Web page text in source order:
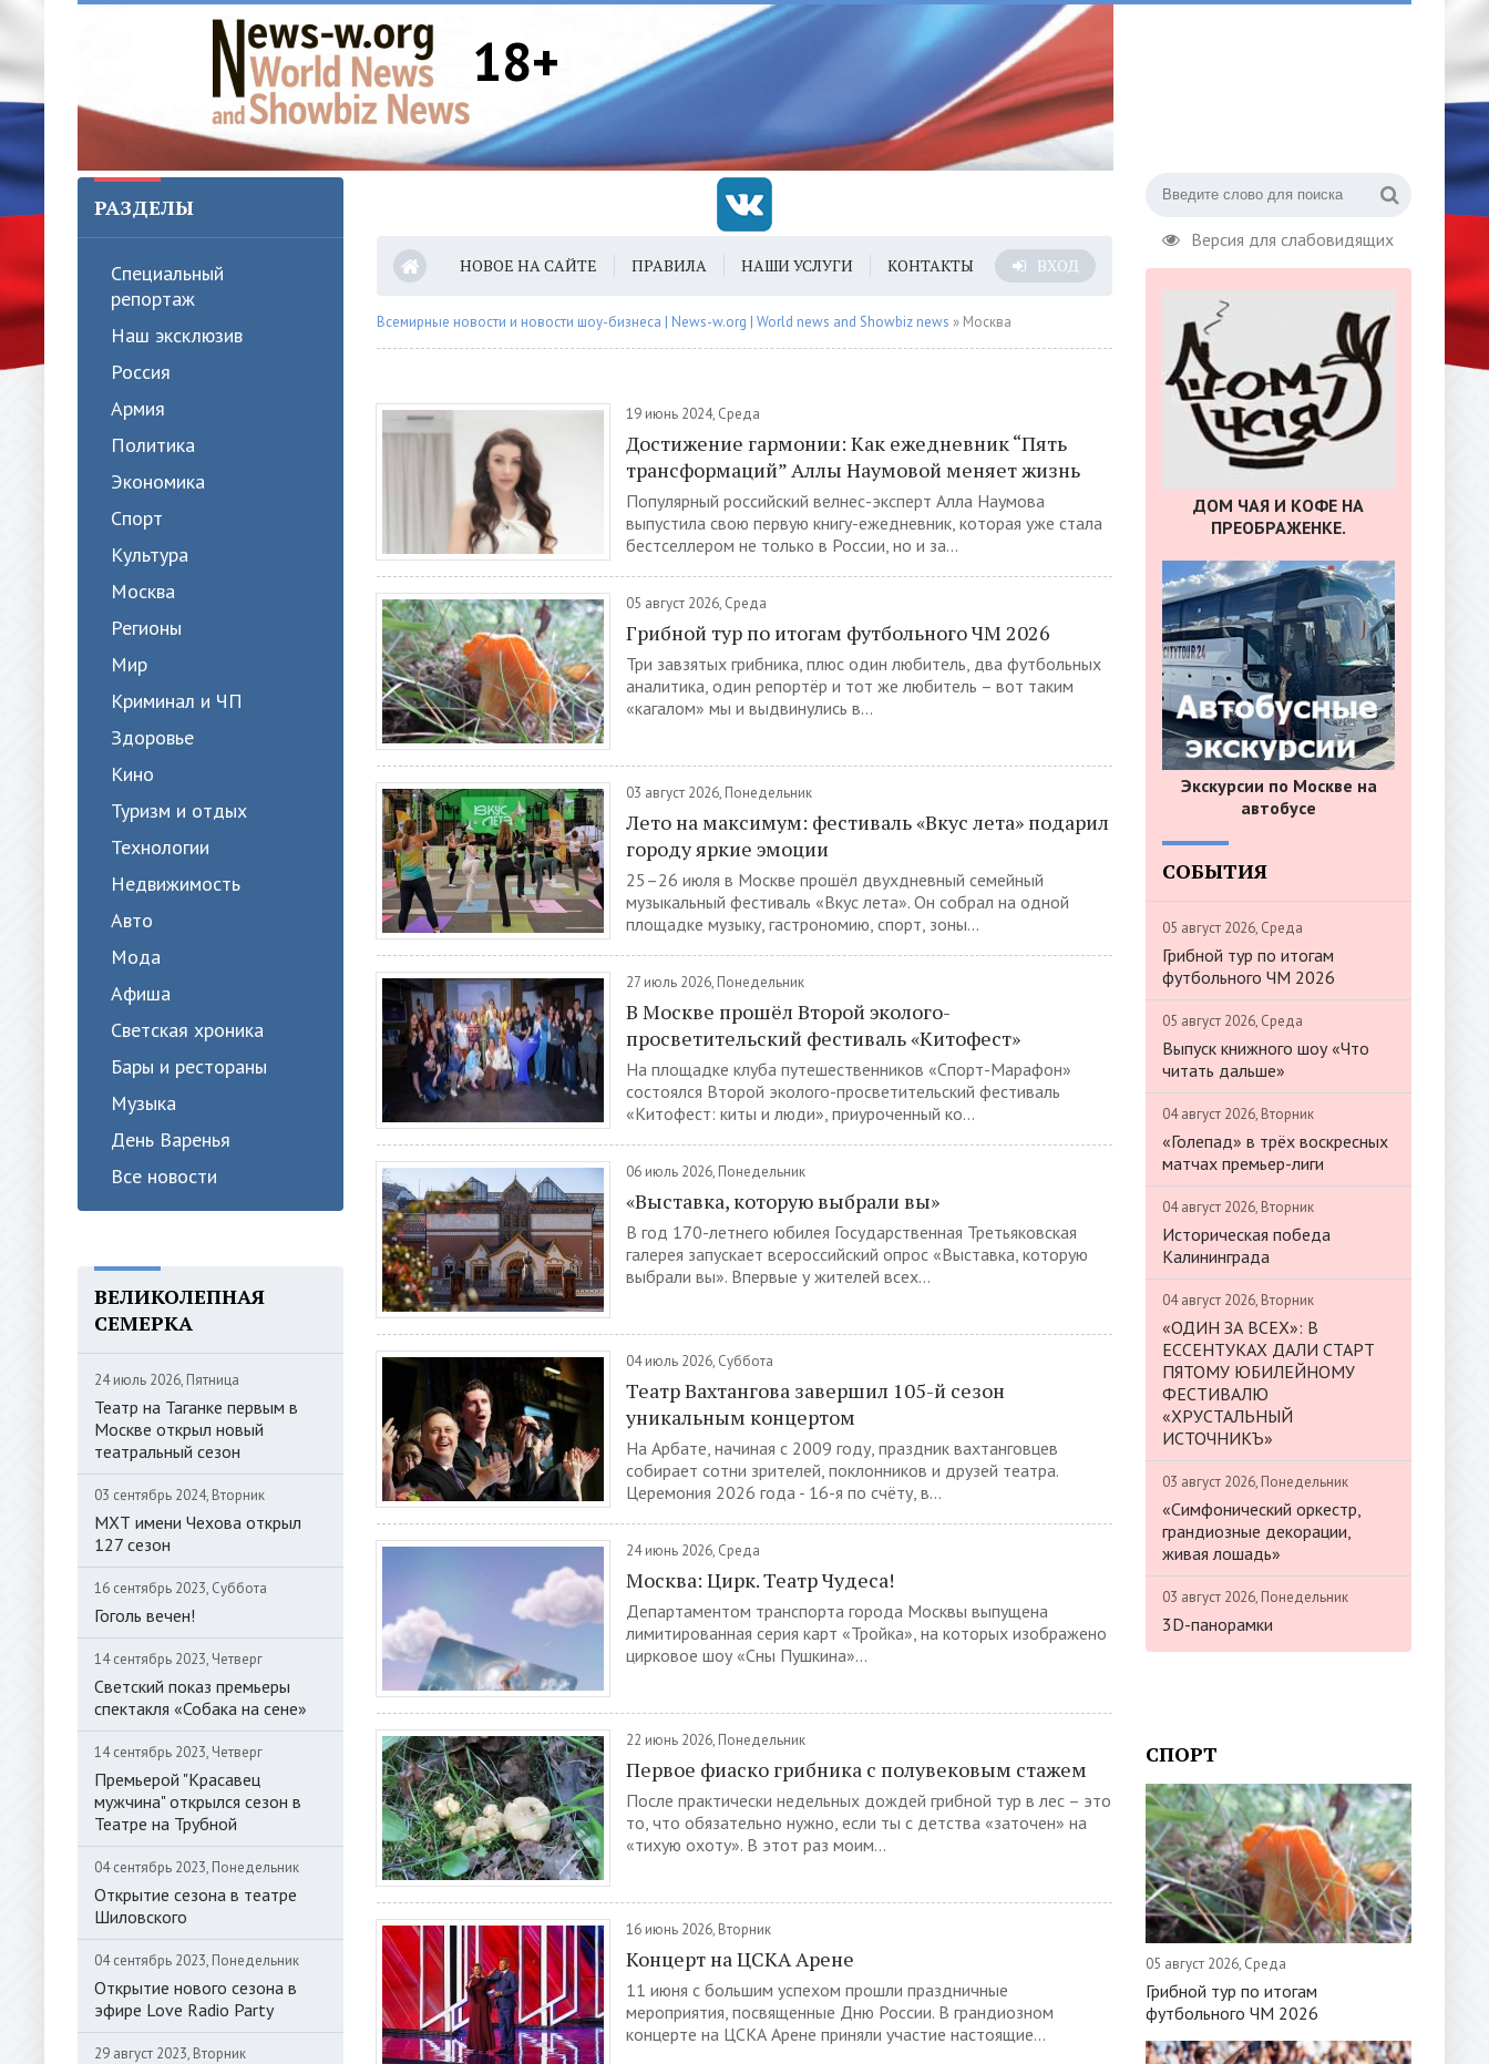
18+
Версия для слабовидящих
РАЗДЕЛЫ
Специальный
репортаж
Наш эксклюзив
Россия
Армия
Политика
Экономика
Спорт
Культура
Москва
Регионы
Мир
Криминал и ЧП
Здоровье
Кино
Туризм и отдых
Технологии
Недвижимость
Авто
Мода
Афиша
Светская хроника
Бары и рестораны
Музыка
День Варенья
Все новости
ВЕЛИКОЛЕПНАЯ
СЕМЕРКА
24 июль 2026, Пятница
Театр на Таганке первым в
Москве открыл новый
театральный сезон
03 сентябрь 2024, Вторник
МХТ имени Чехова открыл
127 сезон
16 сентябрь 2023, Суббота
Гоголь вечен!
14 сентябрь 2023, Четверг
Светский показ премьеры
спектакля «Собака на сене»
14 сентябрь 2023, Четверг
Премьерой "Красавец
мужчина" открылся сезон в
Театре на Трубной
04 сентябрь 2023, Понедельник
Открытие сезона в театре
Шиловского
04 сентябрь 2023, Понедельник
Открытие нового сезона в
эфире Love Radio Party
29 август 2023, Вторник
НОВОЕ НА САЙТЕ ПРАВИЛА НАШИ УСЛУГИ КОНТАКТЫ ВХОД
Всемирные новости и новости шоу-бизнеса | News-w.org | World news and Showbiz news » Москва
19 июнь 2024, Среда
Достижение гармонии: Как ежедневник “Пять
трансформаций” Аллы Наумовой меняет жизнь
Популярный российский велнес-эксперт Алла Наумова
выпустила свою первую книгу-ежедневник, которая уже стала
бестселлером не только в России, но и за...
05 август 2026, Среда
Грибной тур по итогам футбольного ЧМ 2026
Три завзятых грибника, плюс один любитель, два футбольных
аналитика, один репортёр и тот же любитель – вот таким
«кагалом» мы и выдвинулись в...
03 август 2026, Понедельник
Лето на максимум: фестиваль «Вкус лета» подарил
городу яркие эмоции
25–26 июля в Москве прошёл двухдневный семейный
музыкальный фестиваль «Вкус лета». Он собрал на одной
площадке музыку, гастрономию, спорт, зоны...
27 июль 2026, Понедельник
В Москве прошёл Второй эколого-
просветительский фестиваль «Китофест»
На площадке клуба путешественников «Спорт-Марафон»
состоялся Второй эколого-просветительский фестиваль
«Китофест: киты и люди», приуроченный ко...
06 июль 2026, Понедельник
«Выставка, которую выбрали вы»
В год 170-летнего юбилея Государственная Третьяковская
галерея запускает всероссийский опрос «Выставка, которую
выбрали вы». Впервые у жителей всех...
04 июль 2026, Суббота
Театр Вахтангова завершил 105-й сезон
уникальным концертом
На Арбате, начиная с 2009 году, праздник вахтанговцев
собирает сотни зрителей, поклонников и друзей театра.
Церемония 2026 года - 16-я по счёту, в...
24 июнь 2026, Среда
Москва: Цирк. Театр Чудеса!
Департаментом транспорта города Москвы выпущена
лимитированная серия карт «Тройка», на которых изображено
цирковое шоу «Сны Пушкина»...
22 июнь 2026, Понедельник
Первое фиаско грибника с полувековым стажем
После практически недельных дождей грибной тур в лес – это
то, что обязательно нужно, если ты с детства «заточен» на
«тихую охоту». В этот раз моим...
16 июнь 2026, Вторник
Концерт на ЦСКА Арене
11 июня с большим успехом прошли праздничные
мероприятия, посвященные Дню России. В грандиозном
концерте на ЦСКА Арене приняли участие настоящие...
ДОМ ЧАЯ И КОФЕ НА
ПРЕОБРАЖЕНКЕ.
Экскурсии по Москве на
автобусе
СОБЫТИЯ
05 август 2026, Среда
Грибной тур по итогам
футбольного ЧМ 2026
05 август 2026, Среда
Выпуск книжного шоу «Что
читать дальше»
04 август 2026, Вторник
«Голепад» в трёх воскресных
матчах премьер-лиги
04 август 2026, Вторник
Историческая победа
Калининграда
04 август 2026, Вторник
«ОДИН ЗА ВСЕХ»: В
ЕССЕНТУКАХ ДАЛИ СТАРТ
ПЯТОМУ ЮБИЛЕЙНОМУ
ФЕСТИВАЛЮ
«ХРУСТАЛЬНЫЙ
ИСТОЧНИКЪ»
03 август 2026, Понедельник
«Симфонический оркестр,
грандиозные декорации,
живая лошадь»
03 август 2026, Понедельник
3D-панорамки
СПОРТ
05 август 2026, Среда
Грибной тур по итогам
футбольного ЧМ 2026